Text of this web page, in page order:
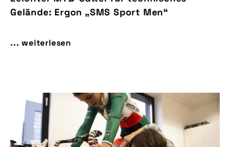
Gelände: Ergon „SMS Sport Men“
... weiterlesen